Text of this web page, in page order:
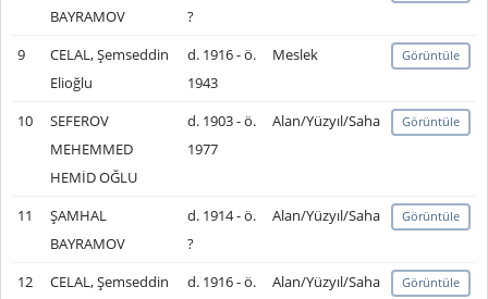
BAYRAMOV
?
9
CELAL, Şemseddin
Elioğlu
d. 1916 - ö.
1943
Meslek Görüntüle
10
SEFEROV
MEHEMMED
HEMİD OĞLU
d. 1903 - ö.
1977
Alan/Yüzyıl/Saha Görüntüle
11
ŞAMHAL
BAYRAMOV
d. 1914 - ö.
?
Alan/Yüzyıl/Saha Görüntüle
12
CELAL, Şemseddin
d. 1916 - ö.
Alan/Yüzyıl/Saha Görüntüle